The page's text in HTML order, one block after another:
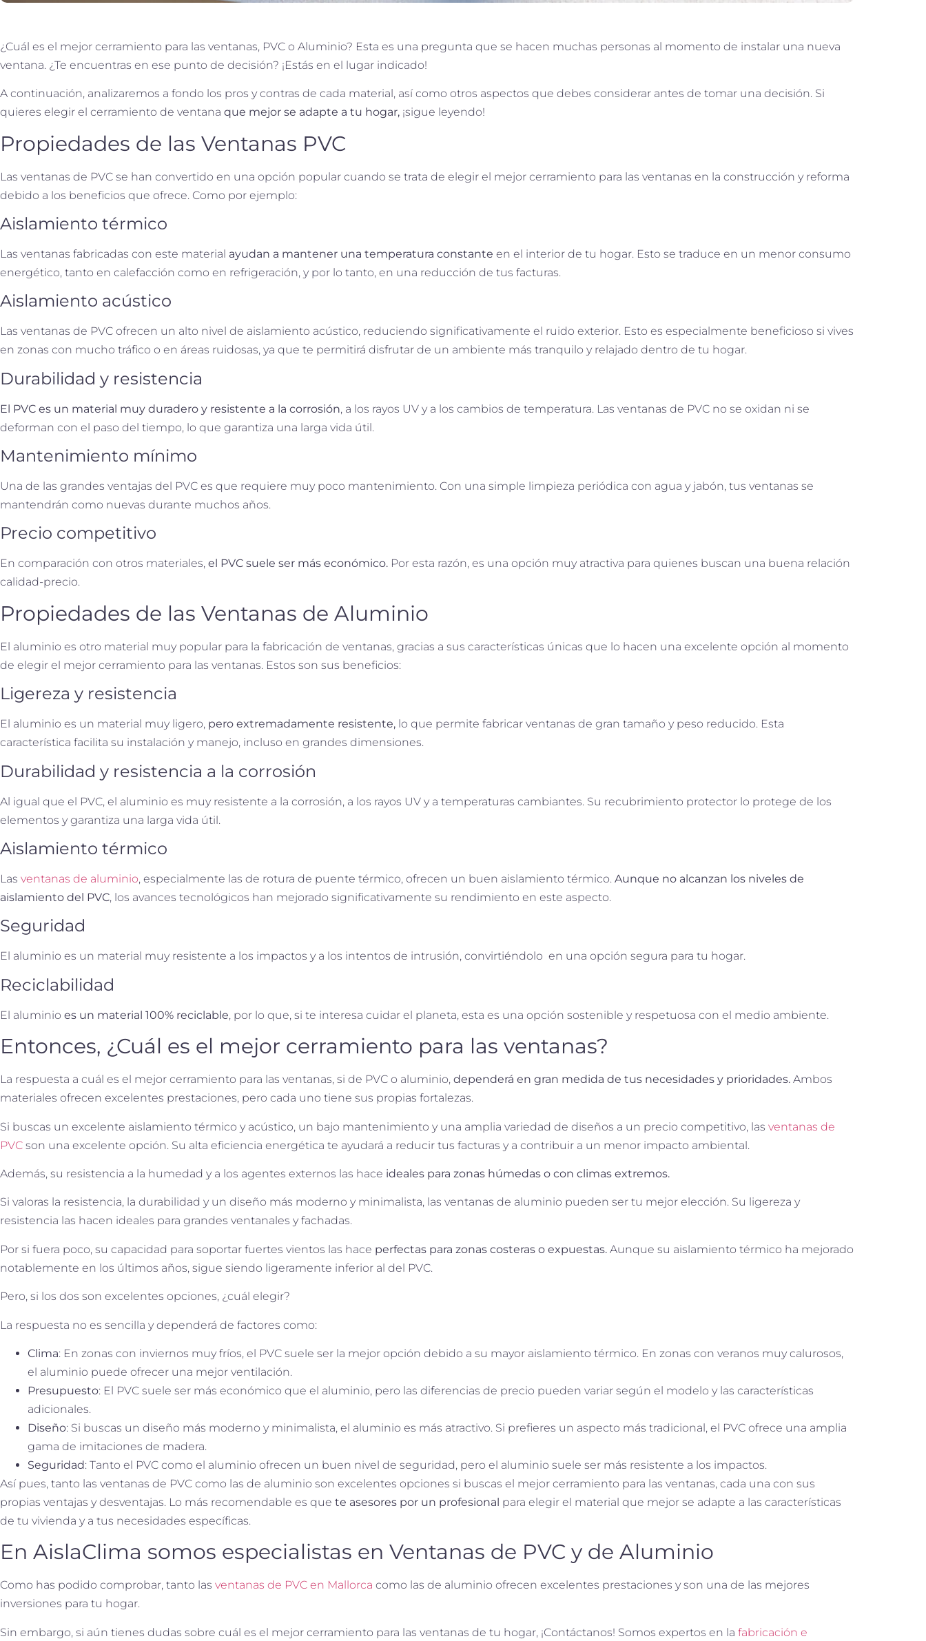
¿Cuál es el mejor cerramiento para las ventanas, PVC o Aluminio? Esta es una pregunta que se hacen muchas personas al momento de instalar una nueva
ventana. ¿Te encuentras en ese punto de decisión? ¡Estás en el lugar indicado!
A continuación, analizaremos a fondo los pros y contras de cada material, así como otros aspectos que debes considerar antes de tomar una decisión. Si
quieres elegir el cerramiento de ventana que mejor se adapte a tu hogar, ¡sigue leyendo!
Propiedades de las Ventanas PVC
Las ventanas de PVC se han convertido en una opción popular cuando se trata de elegir el mejor cerramiento para las ventanas en la construcción y reforma
debido a los beneficios que ofrece. Como por ejemplo:
Aislamiento térmico
Las ventanas fabricadas con este material ayudan a mantener una temperatura constante en el interior de tu hogar. Esto se traduce en un menor consumo
energético, tanto en calefacción como en refrigeración, y por lo tanto, en una reducción de tus facturas.
Aislamiento acústico
Las ventanas de PVC ofrecen un alto nivel de aislamiento acústico, reduciendo significativamente el ruido exterior. Esto es especialmente beneficioso si vives
en zonas con mucho tráfico o en áreas ruidosas, ya que te permitirá disfrutar de un ambiente más tranquilo y relajado dentro de tu hogar.
Durabilidad y resistencia
El PVC es un material muy duradero y resistente a la corrosión, a los rayos UV y a los cambios de temperatura. Las ventanas de PVC no se oxidan ni se
deforman con el paso del tiempo, lo que garantiza una larga vida útil.
Mantenimiento mínimo
Una de las grandes ventajas del PVC es que requiere muy poco mantenimiento. Con una simple limpieza periódica con agua y jabón, tus ventanas se
mantendrán como nuevas durante muchos años.
Precio competitivo
En comparación con otros materiales, el PVC suele ser más económico. Por esta razón, es una opción muy atractiva para quienes buscan una buena relación
calidad-precio.
Propiedades de las Ventanas de Aluminio
El aluminio es otro material muy popular para la fabricación de ventanas, gracias a sus características únicas que lo hacen una excelente opción al momento
de elegir el mejor cerramiento para las ventanas. Estos son sus beneficios:
Ligereza y resistencia
El aluminio es un material muy ligero, pero extremadamente resistente, lo que permite fabricar ventanas de gran tamaño y peso reducido. Esta
característica facilita su instalación y manejo, incluso en grandes dimensiones.
Durabilidad y resistencia a la corrosión
Al igual que el PVC, el aluminio es muy resistente a la corrosión, a los rayos UV y a temperaturas cambiantes. Su recubrimiento protector lo protege de los
elementos y garantiza una larga vida útil.
Aislamiento térmico
Las ventanas de aluminio, especialmente las de rotura de puente térmico, ofrecen un buen aislamiento térmico. Aunque no alcanzan los niveles de
aislamiento del PVC, los avances tecnológicos han mejorado significativamente su rendimiento en este aspecto.
Seguridad
El aluminio es un material muy resistente a los impactos y a los intentos de intrusión, convirtiéndolo en una opción segura para tu hogar.
Reciclabilidad
El aluminio es un material 100% reciclable, por lo que, si te interesa cuidar el planeta, esta es una opción sostenible y respetuosa con el medio ambiente.
Entonces, ¿Cuál es el mejor cerramiento para las ventanas?
La respuesta a cuál es el mejor cerramiento para las ventanas, si de PVC o aluminio, dependerá en gran medida de tus necesidades y prioridades. Ambos
materiales ofrecen excelentes prestaciones, pero cada uno tiene sus propias fortalezas.
Si buscas un excelente aislamiento térmico y acústico, un bajo mantenimiento y una amplia variedad de diseños a un precio competitivo, las ventanas de
PVC son una excelente opción. Su alta eficiencia energética te ayudará a reducir tus facturas y a contribuir a un menor impacto ambiental.
Además, su resistencia a la humedad y a los agentes externos las hace ideales para zonas húmedas o con climas extremos.
Si valoras la resistencia, la durabilidad y un diseño más moderno y minimalista, las ventanas de aluminio pueden ser tu mejor elección. Su ligereza y
resistencia las hacen ideales para grandes ventanales y fachadas.
Por si fuera poco, su capacidad para soportar fuertes vientos las hace perfectas para zonas costeras o expuestas. Aunque su aislamiento térmico ha mejorado
notablemente en los últimos años, sigue siendo ligeramente inferior al del PVC.
Pero, si los dos son excelentes opciones, ¿cuál elegir?
La respuesta no es sencilla y dependerá de factores como:
Clima: En zonas con inviernos muy fríos, el PVC suele ser la mejor opción debido a su mayor aislamiento térmico. En zonas con veranos muy calurosos,
el aluminio puede ofrecer una mejor ventilación.
Presupuesto: El PVC suele ser más económico que el aluminio, pero las diferencias de precio pueden variar según el modelo y las características
adicionales.
Diseño: Si buscas un diseño más moderno y minimalista, el aluminio es más atractivo. Si prefieres un aspecto más tradicional, el PVC ofrece una amplia
gama de imitaciones de madera.
Seguridad: Tanto el PVC como el aluminio ofrecen un buen nivel de seguridad, pero el aluminio suele ser más resistente a los impactos.
Así pues, tanto las ventanas de PVC como las de aluminio son excelentes opciones si buscas el mejor cerramiento para las ventanas, cada una con sus
propias ventajas y desventajas. Lo más recomendable es que te asesores por un profesional para elegir el material que mejor se adapte a las características
de tu vivienda y a tus necesidades específicas.
En AislaClima somos especialistas en Ventanas de PVC y de Aluminio
Como has podido comprobar, tanto las ventanas de PVC en Mallorca como las de aluminio ofrecen excelentes prestaciones y son una de las mejores
inversiones para tu hogar.
Sin embargo, si aún tienes dudas sobre cuál es el mejor cerramiento para las ventanas de tu hogar, ¡Contáctanos! Somos expertos en la fabricación e